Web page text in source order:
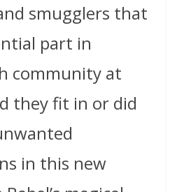
smugglers that
part in
community at
they fit in or did
in this new